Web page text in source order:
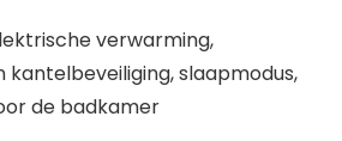
verwarming,
slaapmodus,
de badkamer